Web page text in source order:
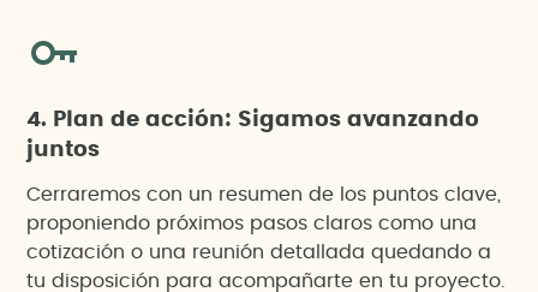
4. Plan de acción: Sigamos avanzando
juntos
Cerraremos con un resumen de los puntos clave,
proponiendo próximos pasos claros como una
cotización o una reunión detallada quedando a
tu disposición para acompañarte en tu proyecto.